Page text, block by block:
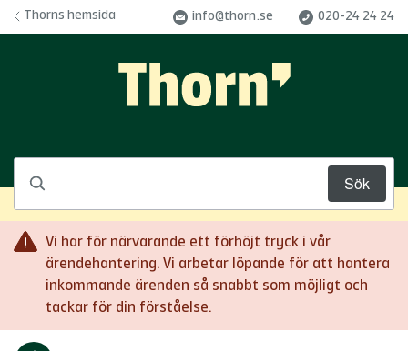
Hoppa till innehåll
Sök
Thorns hemsida info@thorn.se 020-24 24 24
Vi har för närvarande ett förhöjt tryck i vår
ärendehantering. Vi arbetar löpande för att hantera
inkommande ärenden så snabbt som möjligt och
tackar för din förståelse.